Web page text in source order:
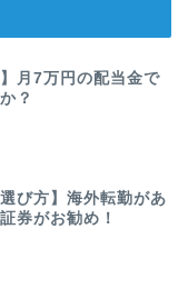
】月7万円の配当金で
？
選び方】海外転勤があ
券がお勧め！